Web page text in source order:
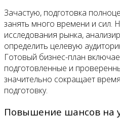
Зачастую, подготовка
занять много времени и сил.
исследования рынка,
определить целевую
Готовый бизнес-план
подготовленные и
значительно сокращает
подготовку.
Повышение шансов на